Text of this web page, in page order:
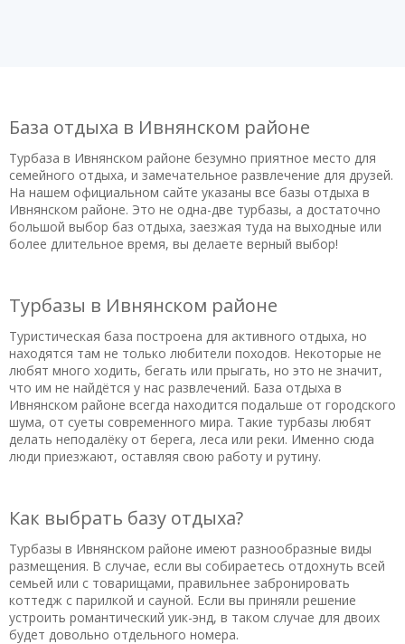
База отдыха в Ивнянском районе
Турбаза в Ивнянском районе безумно приятное место для
семейного отдыха, и замечательное развлечение для друзей.
На нашем официальном сайте указаны все базы отдыха в
Ивнянском районе. Это не одна-две турбазы, а достаточно
большой выбор баз отдыха, заезжая туда на выходные или
более длительное время, вы делаете верный выбор!
Турбазы в Ивнянском районе
Туристическая база построена для активного отдыха, но
находятся там не только любители походов. Некоторые не
любят много ходить, бегать или прыгать, но это не значит,
что им не найдётся у нас развлечений. База отдыха в
Ивнянском районе всегда находится подальше от городского
шума, от суеты современного мира. Такие турбазы любят
делать неподалёку от берега, леса или реки. Именно сюда
люди приезжают, оставляя свою работу и рутину.
Как выбрать базу отдыха?
Турбазы в Ивнянском районе имеют разнообразные виды
размещения. В случае, если вы собираетесь отдохнуть всей
семьей или с товарищами, правильнее забронировать
коттедж с парилкой и сауной. Если вы приняли решение
устроить романтический уик-энд, в таком случае для двоих
будет довольно отдельного номера.